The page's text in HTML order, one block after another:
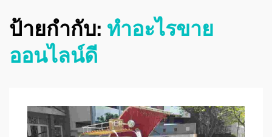
ป้ายกำกับ: ทําอะไรขาย
ออนไลน์ดี